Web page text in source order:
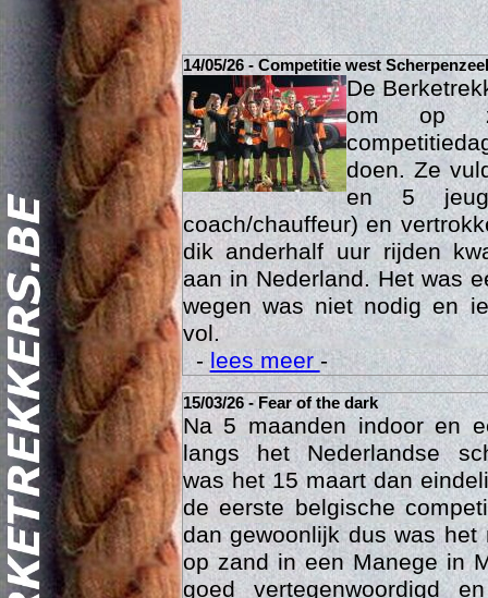
14/05/26 - Competitie west Scherpenzeel
De
om op
doen. Ze
en 5
coach/chauffeur) en
dik anderhalf uur rijden
aan in Nederland. Het was
wegen was niet nodig en
vol.
-lees meer-
15/03/26 - Fear of the dark
Na 5 maanden indoor en
langs het Nederlandse
was het 15 maart dan
de eerste belgische
dan gewoonlijk dus was
op zand in een Manege in